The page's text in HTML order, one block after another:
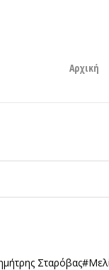
Αρχική
Σταρόβας